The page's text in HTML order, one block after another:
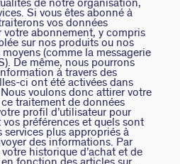
de notre organisation,
Si vous êtes abonné à
vos données
votre abonnement, y compris
sur nos produits ou nos
(comme la messagerie
De même, nous pourrons
à travers des
ci ont été activées dans
voulons donc attirer votre
traitement de données
profil d’utilisateur pour
préférences et quels sont
plus appropriés à
des informations. Par
historique d’achat et de